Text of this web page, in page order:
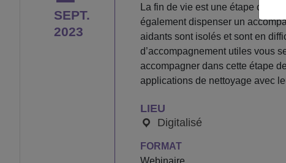
SEPT.
2023
La fin de vie est une étape
également dispenser un
aidants sont isolés et sont en
d’accompagnement utiles vous
accompagner dans cette étape
applications de nettoyage avec
LIEU
Digitalisé
FORMAT
Webinaire